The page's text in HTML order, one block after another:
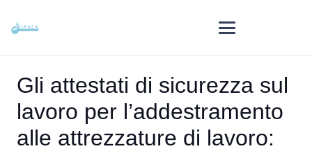
Gli attestati di sicurezza sul
lavoro per l’addestramento
alle attrezzature di lavoro: